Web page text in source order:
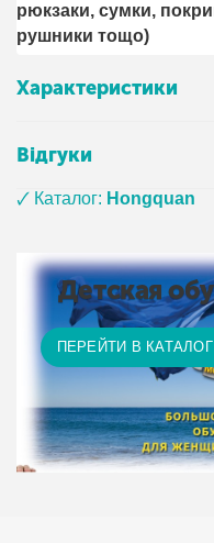
рюкзаки, сумки,
рушники тощо)
Характеристики
Відгуки
🗸 Каталог: Hongquan
Детская
ПЕРЕЙТИ В